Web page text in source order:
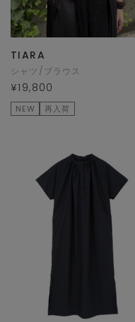
TIARA
シャツ/ブラウス
¥19,800
NEW 再入荷